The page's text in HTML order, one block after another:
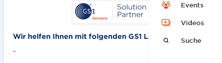
Events
Videos
Suche
Wir helfen Ihnen mit folgenden GS1 Lösungen:
-